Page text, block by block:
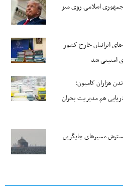
اسلامی روی میز
ایرانیان خارج کشور
امنیتی شد
هزاران کامیون؛
هم مدیریت بحران
مسیرهای جایگزین